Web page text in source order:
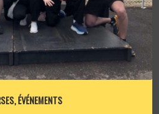
,ÉVÉNEMENTS